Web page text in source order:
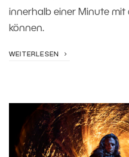
innerhalb einer Minute mit
können.
WEITERLESEN